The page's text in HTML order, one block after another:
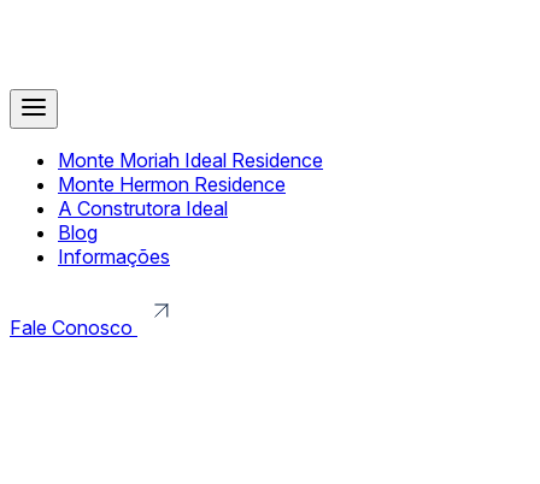
Monte Moriah Ideal Residence
Monte Hermon Residence
A Construtora Ideal
Blog
Informações
Fale Conosco